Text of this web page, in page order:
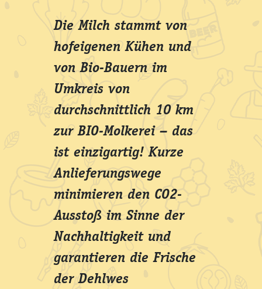
Die Milch stammt von
hofeigenen Kühen und
von Bio-Bauern im
Umkreis von
durchschnittlich 10 km
zur BIO-Molkerei – das
ist einzigartig! Kurze
Anlieferungswege
minimieren den CO2-
Ausstoß im Sinne der
Nachhaltigkeit und
garantieren die Frische
der Dehlwes